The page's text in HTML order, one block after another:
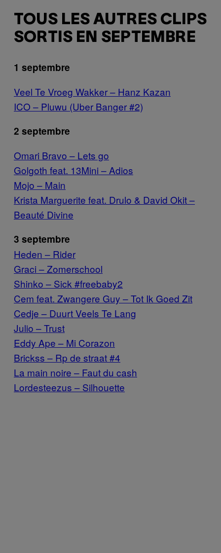
TOUS LES AUTRES CLIPS
SORTIS EN SEPTEMBRE
1 septembre
Veel Te Vroeg Wakker – Hanz Kazan
ICO – Pluwu (Uber Banger #2)
2 septembre
Omari Bravo – Lets go
Golgoth feat. 13Mini – Adios
Mojo – Main
Krista Marguerite feat. Drulo & David Okit –
Beauté Divine
3 septembre
Heden – Rider
Graci – Zomerschool
Shinko – Sick #freebaby2
Cem feat. Zwangere Guy – Tot Ik Goed Zit
Cedje – Duurt Veels Te Lang
Julio – Trust
Eddy Ape – Mi Corazon
Brickss – Rp de straat #4
La main noire – Faut du cash
Lordesteezus – Silhouette